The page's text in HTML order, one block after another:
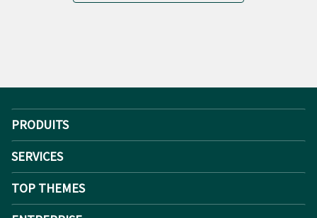
PRODUITS
SERVICES
TOP THEMES